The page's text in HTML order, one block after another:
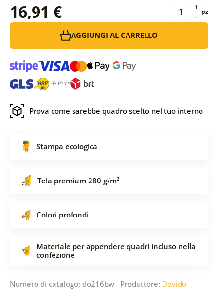
16,91 € -
+ pz
AGGIUNGI AL CARRELLO
Prova come sarebbe quadro scelto nel tuo interno
Stampa ecologica
Tela premium 280 g/m²
Colori profondi
Materiale per appendere quadri incluso nella
confezione
Numero di catalogo: do216bw Produttore: Dovido